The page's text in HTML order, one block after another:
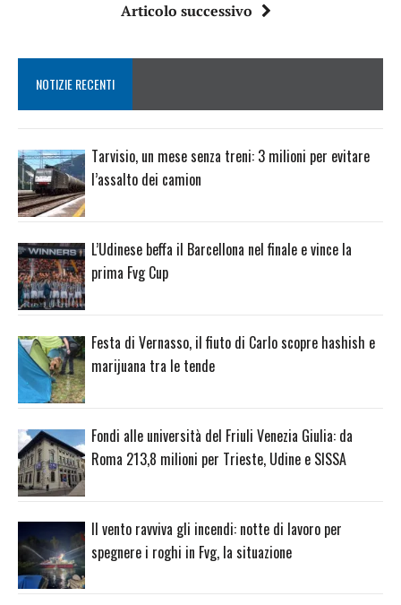
Articolo successivo
NOTIZIE RECENTI
Tarvisio, un mese senza treni: 3 milioni per evitare
l’assalto dei camion
L’Udinese beffa il Barcellona nel finale e vince la
prima Fvg Cup
Festa di Vernasso, il fiuto di Carlo scopre hashish e
marijuana tra le tende
Fondi alle università del Friuli Venezia Giulia: da
Roma 213,8 milioni per Trieste, Udine e SISSA
Il vento ravviva gli incendi: notte di lavoro per
spegnere i roghi in Fvg, la situazione